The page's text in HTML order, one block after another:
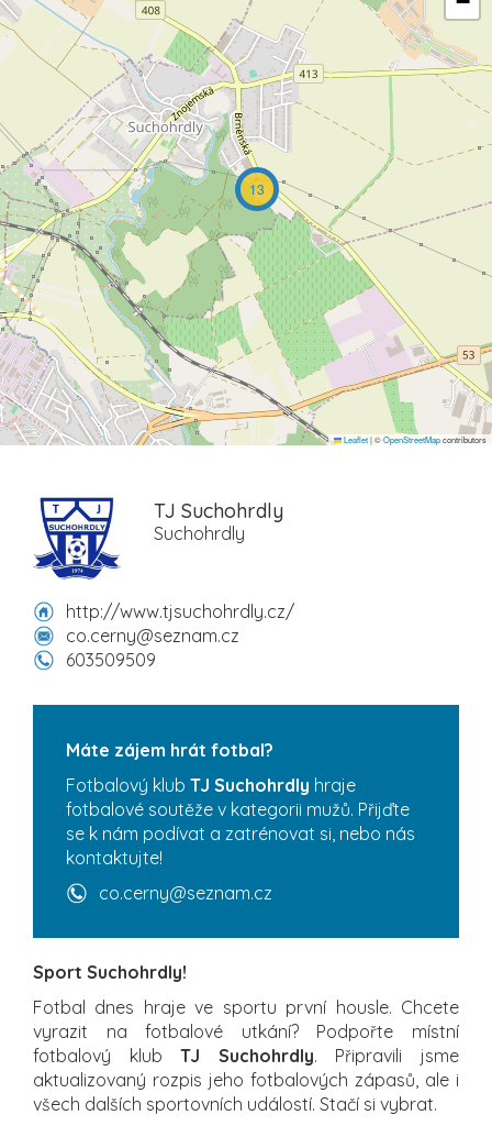
13
Leaflet|©OpenStreetMapcontributors
TJ Suchohrdly
Suchohrdly
http://www.tjsuchohrdly.cz/
co.cerny@seznam.cz
603509509
Máte zájem hrát fotbal?
Fotbalový klub TJ Suchohrdly hraje
fotbalové soutěže v kategorii mužů. Přijďte
se k nám podívat a zatrénovat si, nebo nás
kontaktujte!
co.cerny@seznam.cz
Sport Suchohrdly!
Fotbal dnes hraje ve sportu první housle. Chcete
vyrazit na fotbalové utkání? Podpořte místní
fotbalový klubTJ Suchohrdly. Připravili jsme
aktualizovaný rozpis jeho fotbalových zápasů, ale i
všech dalších sportovních událostí. Stačí si vybrat.